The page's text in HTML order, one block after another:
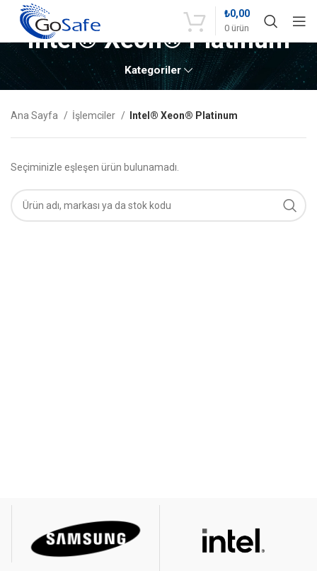
0 ürün
₺0,00
Intel® Xeon® Platinum
Kategoriler
Ana Sayfa İşlemciler Intel® Xeon® Platinum
Seçiminizle eşleşen ürün bulunamadı.